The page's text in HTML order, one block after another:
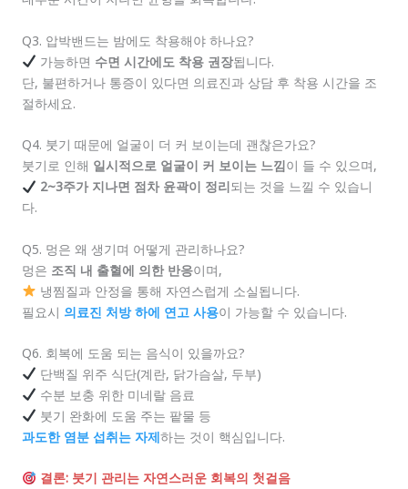
Q3. 압박밴드는 밤에도 착용해야 하나요?
가능하면 수면 시간에도 착용 권장됩니다.
단, 불편하거나 통증이 있다면 의료진과 상담 후 착용 시간을 조
절하세요.
Q4. 붓기 때문에 얼굴이 더 커 보이는데 괜찮은가요?
붓기로 인해 일시적으로 얼굴이 커 보이는 느낌이 들 수 있으며,
2~3주가 지나면 점차 윤곽이 정리되는 것을 느낄 수 있습니
다.
Q5. 멍은 왜 생기며 어떻게 관리하나요?
멍은 조직 내 출혈에 의한 반응이며,
냉찜질과 안정을 통해 자연스럽게 소실됩니다.
필요시 의료진 처방 하에 연고 사용이 가능할 수 있습니다.
Q6. 회복에 도움 되는 음식이 있을까요?
단백질 위주 식단(계란, 닭가슴살, 두부)
수분 보충 위한 미네랄 음료
붓기 완화에 도움 주는 팥물 등
과도한 염분 섭취는 자제하는 것이 핵심입니다.
결론: 붓기 관리는 자연스러운 회복의 첫걸음